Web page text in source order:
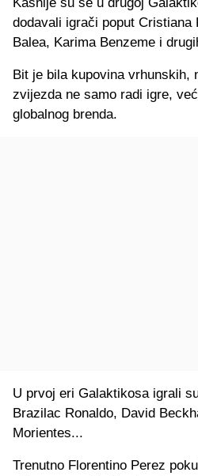
dodavali igrači poput Cristiana
Balea, Karima Benzeme i
Bit je bila kupovina vrhunskih,
zvijezda ne samo radi igre,
globalnog brenda.
U prvoj eri Galaktikosa igrali
Brazilac Ronaldo, David
Morientes...
Trenutno Florentino Perez